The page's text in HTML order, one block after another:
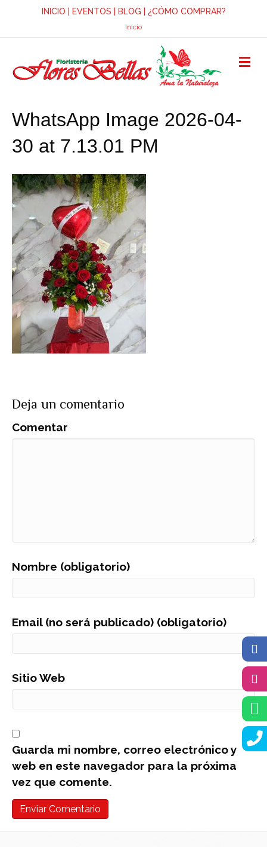
INICIO EVENTOS BLOG ¿CÓMO COMPRAR?
Inicio
M
E
WhatsApp Image 2026-04-
30 at 7.13.01 PM
Deja un comentario
Comentar
Nombre (obligatorio)
Email (no será publicado) (obligatorio)
Sitio Web
Guarda mi nombre, correo electrónico y
web en este navegador para la próxima
vez que comente.